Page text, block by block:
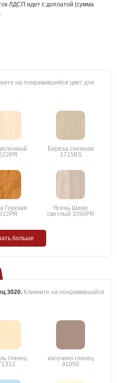
ЛДСП идет с доплатой (сумма
на понравившийся цвет для
Береза снежная
1715BS
Горская
Ясень Шимо
светлый 3356PR
больше
3020. Кликните на понравившийся
глянец
капучино глянец
91050